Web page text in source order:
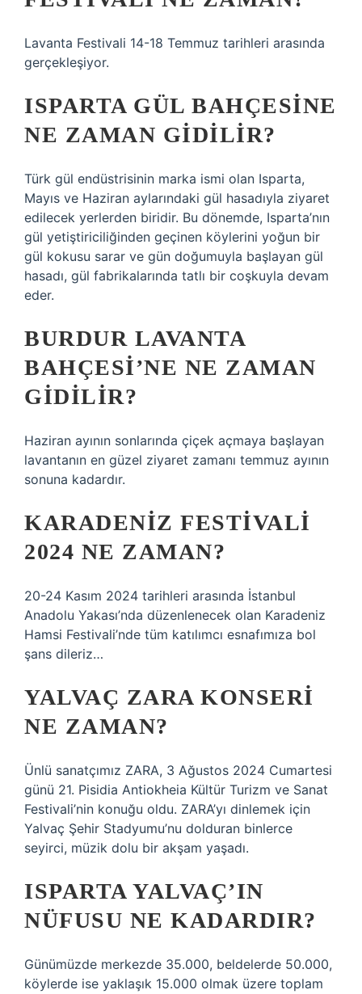
Lavanta Festivali 14-18 Temmuz tarihleri ​​arasında
gerçekleşiyor.
ISPARTA GÜL BAHÇESINE
NE ZAMAN GIDILIR?
Türk gül endüstrisinin marka ismi olan Isparta,
Mayıs ve Haziran aylarındaki gül hasadıyla ziyaret
edilecek yerlerden biridir. Bu dönemde, Isparta’nın
gül yetiştiriciliğinden geçinen köylerini yoğun bir
gül kokusu sarar ve gün doğumuyla başlayan gül
hasadı, gül fabrikalarında tatlı bir coşkuyla devam
eder.
BURDUR LAVANTA
BAHÇESI’NE NE ZAMAN
GIDILIR?
Haziran ayının sonlarında çiçek açmaya başlayan
lavantanın en güzel ziyaret zamanı temmuz ayının
sonuna kadardır.
KARADENIZ FESTIVALI
2024 NE ZAMAN?
20-24 Kasım 2024 tarihleri ​​arasında İstanbul
Anadolu Yakası’nda düzenlenecek olan Karadeniz
Hamsi Festivali’nde tüm katılımcı esnafımıza bol
şans dileriz…
YALVAÇ ZARA KONSERI
NE ZAMAN?
Ünlü sanatçımız ZARA, 3 Ağustos 2024 Cumartesi
günü 21. Pisidia Antiokheia Kültür Turizm ve Sanat
Festivali’nin konuğu oldu. ZARA’yı dinlemek için
Yalvaç Şehir Stadyumu’nu dolduran binlerce
seyirci, müzik dolu bir akşam yaşadı.
ISPARTA YALVAÇ’IN
NÜFUSU NE KADARDIR?
Günümüzde merkezde 35.000, beldelerde 50.000,
köylerde ise yaklaşık 15.000 olmak üzere toplam